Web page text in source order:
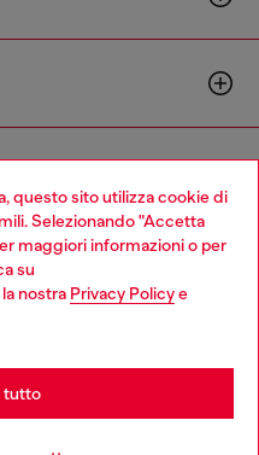
questo sito utilizza cookie di
Selezionando "Accetta
maggiori informazioni o per
su
nostra Privacy Policye
tutto
Language: IT
but it seems you may